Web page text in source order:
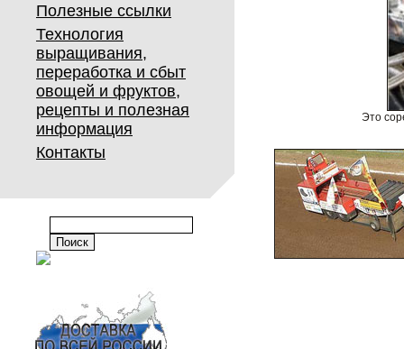
Полезные ссылки
Технология
выращивания,
переработка и сбыт
овощей и фруктов,
рецепты и полезная
информация
Контакты
Это